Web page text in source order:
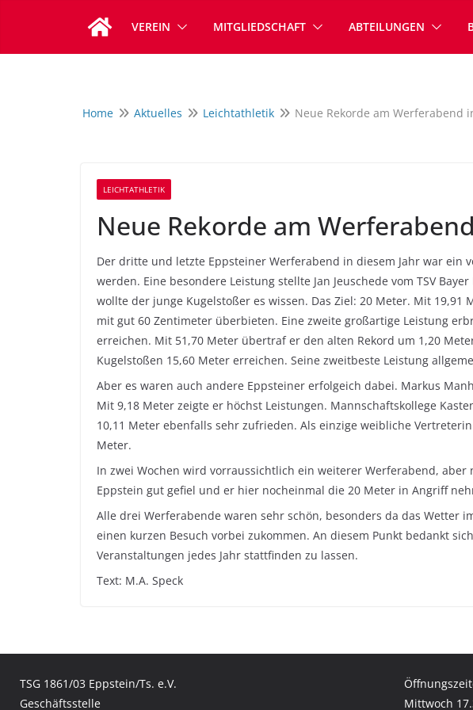
springen
VEREIN MITGLIEDSCHAFT ABTEILUNGEN
Home Aktuelles Leichtathletik Neue Rekorde am Werferabend
LEICHTATHLETIK
Neue Rekorde am
Der dritte und letzte Eppsteiner Werferabend in diesem Jahr war ein
werden. Eine besondere Leistung stellte Jan Jeuschede vom TSV
wollte der junge Kugelstoßer es wissen. Das Ziel: 20 Meter. Mit
mit gut 60 Zentimeter überbieten. Eine zweite großartige Leistung
erreichen. Mit 51,70 Meter übertraf er den alten Rekord um 1,20
Kugelstoßen 15,60 Meter erreichen. Seine zweitbeste Leistung
Aber es waren auch andere Eppsteiner erfolgeich dabei. Markus
Mit 9,18 Meter zeigte er höchst Leistungen. Mannschaftskollege
10,11 Meter ebenfalls sehr zufrieden. Als einzige weibliche
Meter.
In zwei Wochen wird vorraussichtlich ein weiterer Werferabend,
Eppstein gut gefiel und er hier nocheinmal die 20 Meter in Angriff
Alle drei Werferabende waren sehr schön, besonders da das
einen kurzen Besuch vorbei zukommen. An diesem Punkt bedankt
Veranstaltungen jedes Jahr stattfinden zu lassen.
Text: M.A. Speck
TSG 1861/03 Eppstein/Ts. e.V.
Geschäftsstelle
Mittwoch